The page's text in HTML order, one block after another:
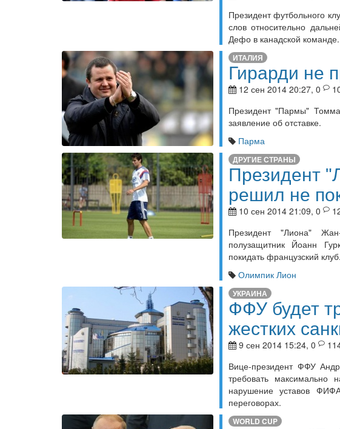
Президент футбольного
слов относительно
Дефо в канадской команде.
ИТАЛИЯ
Гирарди не
12 сен 2014 20:27, 0
Президент "Пармы"
заявление об отставке.
Парма
ДРУГИЕ СТРАНЫ
Президент
решил не
10 сен 2014 21:09, 0
Президент "Лиона"
полузащитник Йоанн
покидать французский клуб.
Олимпик Лион
УКРАИНА
ФФУ будет
жестких
9 сен 2014 15:24, 0
Вице-президент ФФУ
требовать максимально
нарушение уставов
переговорах.
WORLD CUP